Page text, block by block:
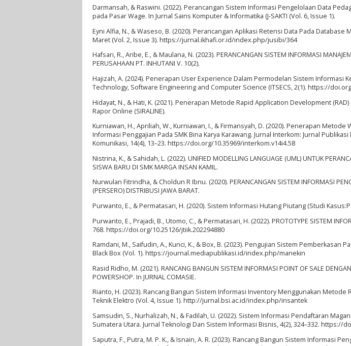
Darmansah, & Raswini. (2022). Perancangan Sistem Informasi Pengelolaan Data
pada Pasar Wage. In Jurnal Sains Komputer & Informatika (J-SAKTI (Vol. 6, Issue 1).
Eyni Alfia, N., & Waseso, B. (2020). Perancangan Aplikasi Retensi Data Pada Database
Maret (Vol. 2, Issue 3). https://jurnal.ikhafi.or.id/index.php/jusibi/364
Hafsari, R., Aribe, E., & Maulana, N. (2023). PERANCANGAN SISTEM INFORMASI
PERUSAHAAN PT. INHUTANI V. 10(2).
Hajizah, A. (2024). Penerapan User Experience Dalam Permodelan Sistem Informasi
Technology, Software Engineering and Computer Science (ITSECS, 2(1). https://
Hidayat, N., & Hati, K. (2021). Penerapan Metode Rapid Application Development
Rapor Online (SIRALINE).
Kurniawan, H., Apriliah, W., Kurniawan, I., & Firmansyah, D. (2020). Penerapan
Informasi Penggajian Pada SMK Bina Karya Karawang. Jurnal Interkom: Jurnal
Komunikasi, 14(4), 13–23. https://doi.org/10.35969/interkom.v14i4.58
Nistrina, K., & Sahidah, L. (2022). UNIFIED MODELLING LANGUAGE (UML) UNTUK
SISWA BARU DI SMK MARGA INSAN KAMIL.
Nurwulan Fitrindha, & Choldun R Ibnu. (2020). PERANCANGAN SISTEM INFORMASI
(PERSERO) DISTRIBUSI JAWA BARAT.
Purwanto, E., & Permatasari, H. (2020). Sistem Informasi Hutang Piutang (Studi
Purwanto, E., Prajadi, B., Utomo, C., & Permatasari, H. (2022). PROTOTYPE SISTEM
768. https://doi.org/10.25126/jtiik.202294880
Ramdani, M., Saifudin, A., Kunci, K., & Box, B. (2023). Pengujian Sistem Pemberkasan
Black Box (Vol. 1). https://journal.mediapublikasi.id/index.php/manekin
Rasid Ridho, M. (2021). RANCANG BANGUN SISTEM INFORMASI POINT OF SALE
POWERSHOP. In JURNAL COMASIE.
Rianto, H. (2023). Rancang Bangun Sistem Informasi Inventory Menggunakan
Teknik Elektro (Vol. 4, Issue 1). http://jurnal.bsi.ac.id/index.php/insantek
Samsudin, S., Nurhalizah, N., & Fadilah, U. (2022). Sistem Informasi Pendaftaran
Sumatera Utara. Jurnal Teknologi Dan Sistem Informasi Bisnis, 4(2), 324–332. https://
Saputra, F., Putra, M. P. K., & Isnain, A. R. (2023). Rancang Bangun Sistem Informasi